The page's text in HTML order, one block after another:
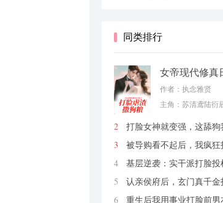
同类排行
女帝现代修真
脸虐渣撒狗粮
作者：执念雅贤
主角：苏清鸢陆衍
2
打脸女神就变强，这舔狗
了
爱你老ma
3 被导购看不起后，我疯狂
柚紫汁
4 基层逆袭：实干派打脸投
炭烤切糕
5
认亲侯府后，玄门真千金
京城
烟幼
6 重生后我用事业打脸前男